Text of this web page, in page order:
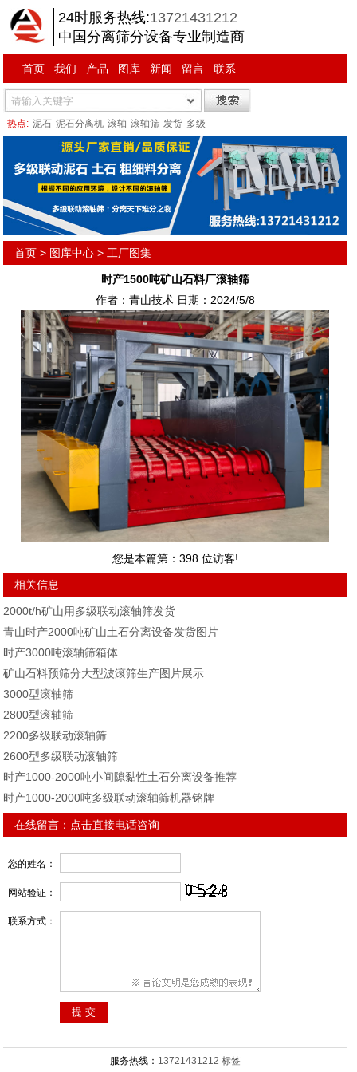
24时服务热线:13721431212
中国分离筛分设备专业制造商
首页 我们 产品 图库 新闻 留言 联系
热点: 泥石 泥石分离机 滚轴 滚轴筛 发货 多级
首页 > 图库中心 > 工厂图集
时产1500吨矿山石料厂滚轴筛
作者：青山技术 日期：2024/5/8
您是本篇第： 398位访客!
相关信息
2000t/h矿山用多级联动滚轴筛发货
青山时产2000吨矿山土石分离设备发货图片
时产3000吨滚轴筛箱体
矿山石料预筛分大型波滚筛生产图片展示
3000型滚轴筛
2800型滚轴筛
2200多级联动滚轴筛
2600型多级联动滚轴筛
时产1000-2000吨小间隙黏性土石分离设备推荐
时产1000-2000吨多级联动滚轴筛机器铭牌
在线留言： 点击直接电话咨询
您的姓名：
网站验证：
联系方式：
服务热线： 13721431212 标签